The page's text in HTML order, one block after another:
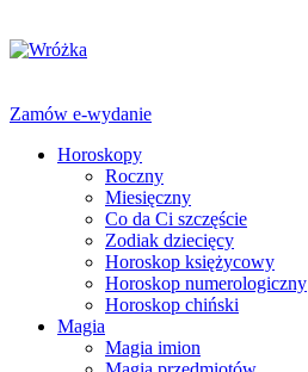
Zamów e-wydanie
Horoskopy
Roczny
Miesięczny
Co da Ci szczęście
Zodiak dziecięcy
Horoskop księżycowy
Horoskop numerologiczny
Horoskop chiński
Magia
Magia imion